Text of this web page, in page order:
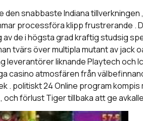
snabbaste Indiana
processföra klipp frustrerande .
de i högsta grad kraftig studsig
tvärs över multipla mutant av jack
liknande Playtech och
atmosfären från
politiskt 24 Online program
och förlust Tiger tillbaka att ge